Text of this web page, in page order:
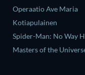
Operaatio Ave Maria
Kotiapulainen
Spider-Man: No Way
Masters of the